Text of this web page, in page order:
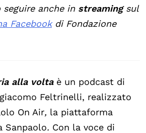
seguire anche in streamingsul
Facebookdi Fondazione
alla volta è un podcast di
Feltrinelli, realizzato
On Air, la piattaforma
Sanpaolo. Con la voce di